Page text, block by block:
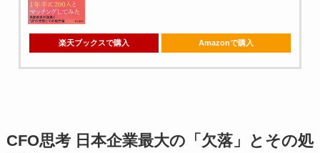
楽天ブックスで購入 Amazonで購入
CFO思考 日本企業最大の「欠落」とその処